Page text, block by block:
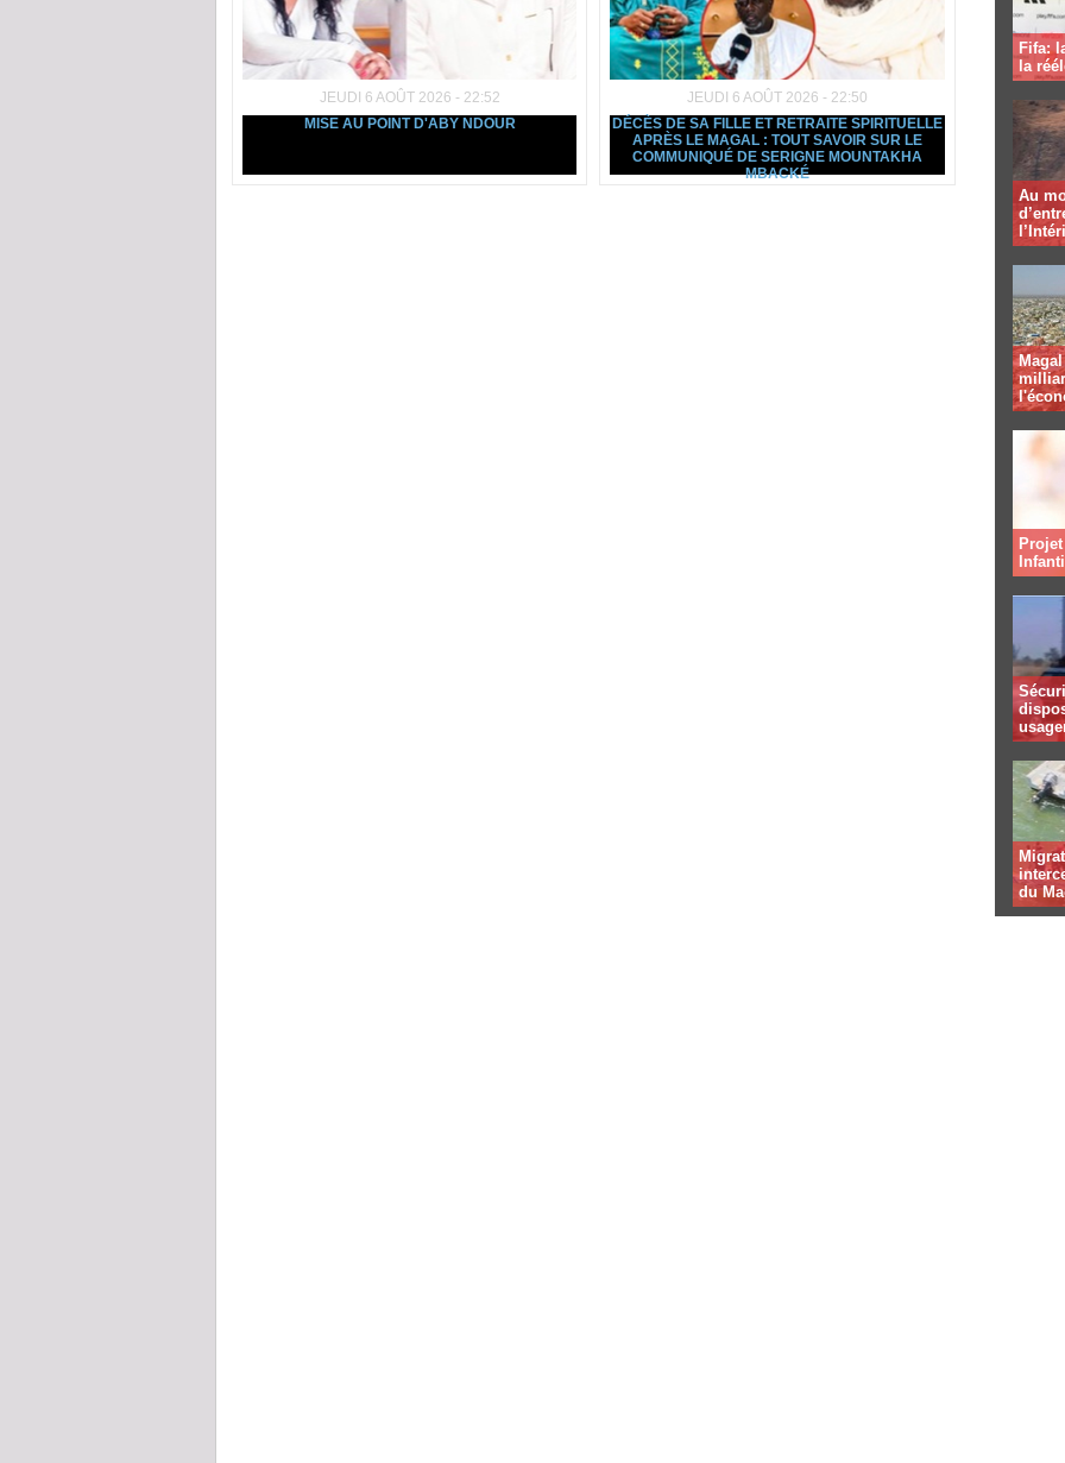
JEUDI 6 AOÛT 2026 - 22:52
MISE AU POINT D'ABY NDOUR
JEUDI 6 AOÛT 2026 - 22:50
DÉCÈS DE SA FILLE ET RETRAITE SPIRITUELLE
APRÈS LE MAGAL : TOUT SAVOIR SUR LE
COMMUNIQUÉ DE SERIGNE MOUNTAKHA
MBACKÉ
Fifa:
la
Au
du